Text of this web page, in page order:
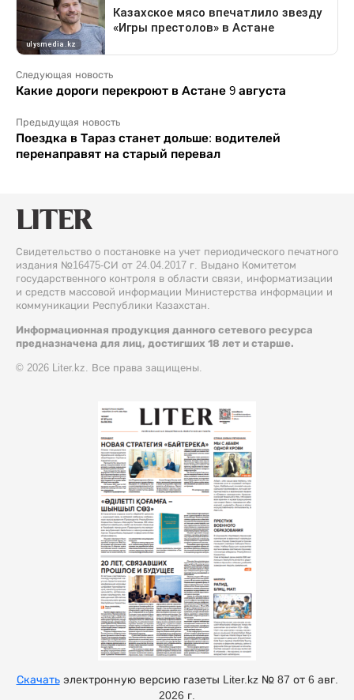
Следующая новость
Какие дороги перекроют в Астане 9 августа
Предыдущая новость
Поездка в Тараз станет дольше: водителей
перенаправят на старый перевал
Свидетельство о постановке на учет периодического печатного
издания №16475-СИ от 24.04.2017 г. Выдано Комитетом
государственного контроля в области связи, информатизации
и средств массовой информации Министерства информации и
коммуникации Республики Казахстан.
Информационная продукция данного сетевого ресурса
предназначена для лиц, достигших 18 лет и старше.
© 2026 Liter.kz. Все права защищены.
Скачатьэлектронную версию газеты Liter.kz № 87 от 6 авг.
2026 г.